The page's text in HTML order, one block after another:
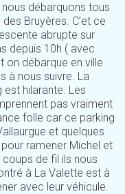
débarquons tous
Bruyères. C’et ce
abrupte sur
depuis 10h ( avec
on débarque en ville
à nous suivre. La
hilarante. Les
pas vraiment
folle car ce parking
et quelques
ramener Michel et
coups de fil ils nous
à La Valette est à
avec leur véhicule.